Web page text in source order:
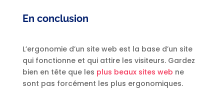
En conclusion
L’ergonomie d’un site web est la base d’un site
qui fonctionne et qui attire les visiteurs. Gardez
bien en tête que les plus beaux sites web ne
sont pas forcément les plus ergonomiques.